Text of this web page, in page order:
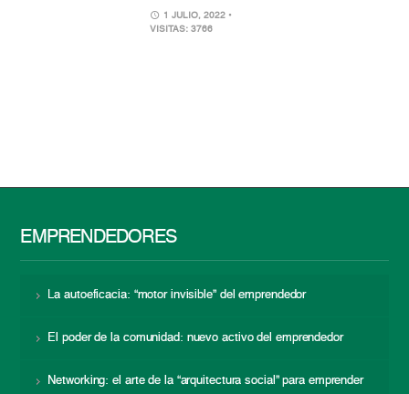
1 JULIO, 2022 •
VISITAS: 3766
EMPRENDEDORES
La autoeficacia: “motor invisible” del emprendedor
El poder de la comunidad: nuevo activo del emprendedor
Networking: el arte de la “arquitectura social” para emprender